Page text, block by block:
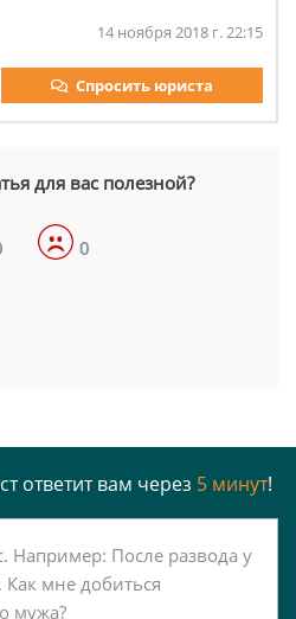
14 ноября 2018 г. 22:15
Спросить юриста
для вас полезной?
0
ответит вам через 5 минут!